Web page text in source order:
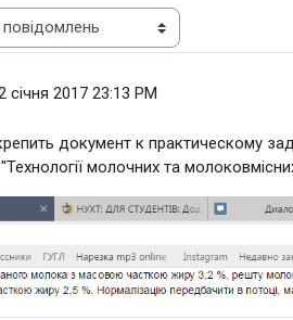
січня 2017 23:13 PM
документ к практическому
молочних та